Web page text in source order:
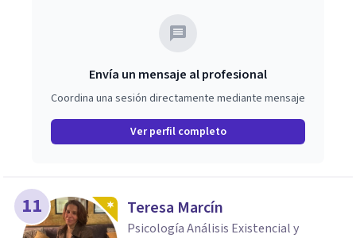
Envía un mensaje al profesional
Coordina una sesión directamente mediante mensaje
Ver perfil completo
11 Teresa Marcín
Psicología Análisis Existencial y